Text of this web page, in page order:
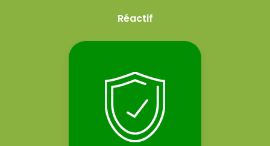
Réactif